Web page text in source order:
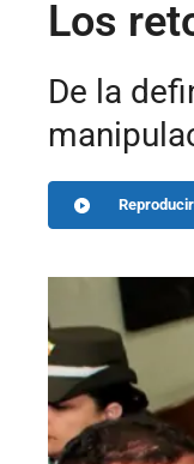
Los
De la